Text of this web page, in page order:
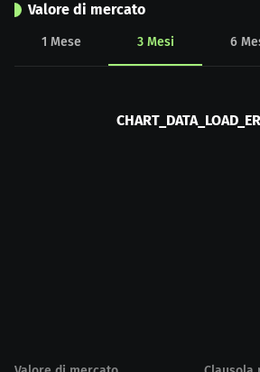
Valore di mercato
1 Mese 3 Mesi 6